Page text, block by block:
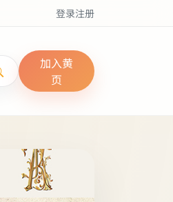
登录注册
加入黄
页